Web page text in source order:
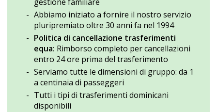
Abbiamo iniziato a fornire il nostro servizio
pluripremiato oltre 30 anni fa nel 1994
Politica di cancellazione trasferimenti
equa: Rimborso completo per cancellazioni
entro 24 ore prima del trasferimento
Serviamo tutte le dimensioni di gruppo: da 1
a centinaia di passeggeri
Tutti i tipi di trasferimenti dominicani
disponibili